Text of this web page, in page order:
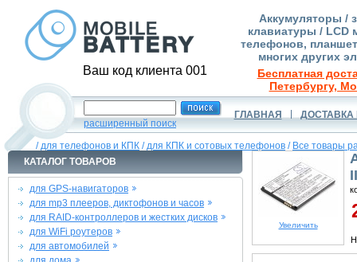
Ваш код клиента 001
Аккумуляторы /
клавиатуры / LCD
телефонов,
многих других
Бесплатная
Петербургу,
расширенный поиск
ГЛАВНАЯ ДОСТАВКА
/для телефонов и КПК /для КПК и сотовых телефонов / Все товары
КАТАЛОГ ТОВАРОВ
для GPS-навигаторов
для mp3 плееров, диктофонов и часов
для RAID-контроллеров и жестких дисков
для WiFi роутеров
для автомобилей
Увеличить